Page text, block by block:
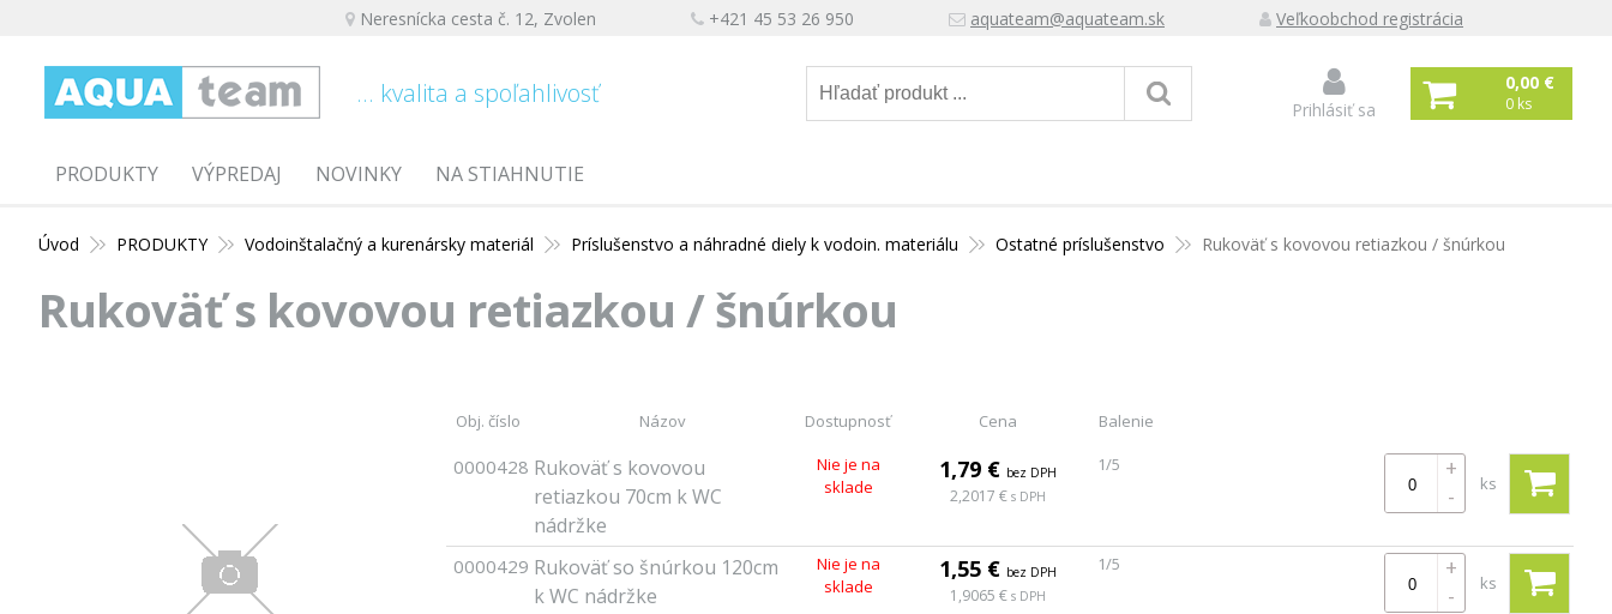
... kvalita a spoľahlivosť
Neresnícka cesta č. 12, Zvolen +421 45 53 26 950 aquateam@aquateam.sk Veľkoobchod registrácia
Prihlásiť sa
0,00 €
0 ks
PRODUKTY NOVINKY
VÝPREDAJ NA STIAHNUTIE
Úvod PRODUKTY Vodoinštalačný a kurenársky materiál Príslušenstvo a náhradné diely k vodoin. materiálu Ostatné príslušenstvo Rukoväť s kovovou retiazkou / šnúrkou
Rukoväť s kovovou retiazkou / šnúrkou
Obj. číslo Názov Dostupnosť Cena Balenie
0000428 Rukoväť s kovovou
retiazkou 70cm k WC
nádržke
Nie je na
sklade
1,79 € bez DPH
2,2017 € s DPH
1/5
+
-
ks
0000429 Rukoväť so šnúrkou 120cm
k WC nádržke
Nie je na
sklade
1,55 € bez DPH
1,9065 € s DPH
1/5
+
-
ks